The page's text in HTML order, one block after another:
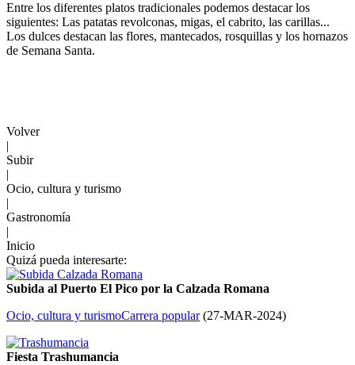
Entre los diferentes platos tradicionales podemos destacar los
siguientes: Las patatas revolconas, migas, el cabrito, las carillas...
Los dulces destacan las flores, mantecados, rosquillas y los hornazos
de Semana Santa.
Volver
|
Subir
|
Ocio, cultura y turismo
|
Gastronomía
|
Inicio
Quizá pueda interesarte:
Subida al Puerto El Pico por la Calzada Romana
Ocio, cultura y turismoCarrera popular(27-MAR-2024)
Fiesta Trashumancia